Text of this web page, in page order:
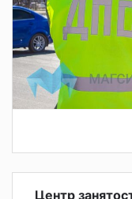
Центр